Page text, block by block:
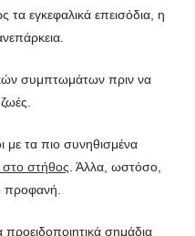
εγκεφαλικά επεισόδια, η
συμπτωμάτων πριν να
με τα πιο συνηθισμένα
στήθος . Άλλα, ωστόσο,
προφανή.
σημάδια